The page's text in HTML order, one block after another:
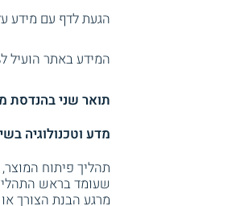
הגעת לדף עם מידע
המידע באתר הועיל ל87% מהגולשים.
תואר שני בהנדסת
מדע וטכנולוגיה
תהליך פיתוח
שעומד בראש
מרגע הבנת הצורך